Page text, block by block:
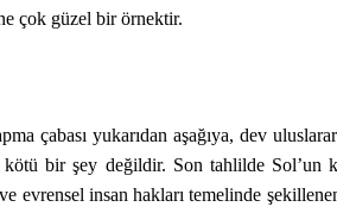
çok güzel bir örnektir.
çabası yukarıdan aşağıya, dev
bir şey değildir. Son tahlilde Sol’un
evrensel insan hakları temelinde